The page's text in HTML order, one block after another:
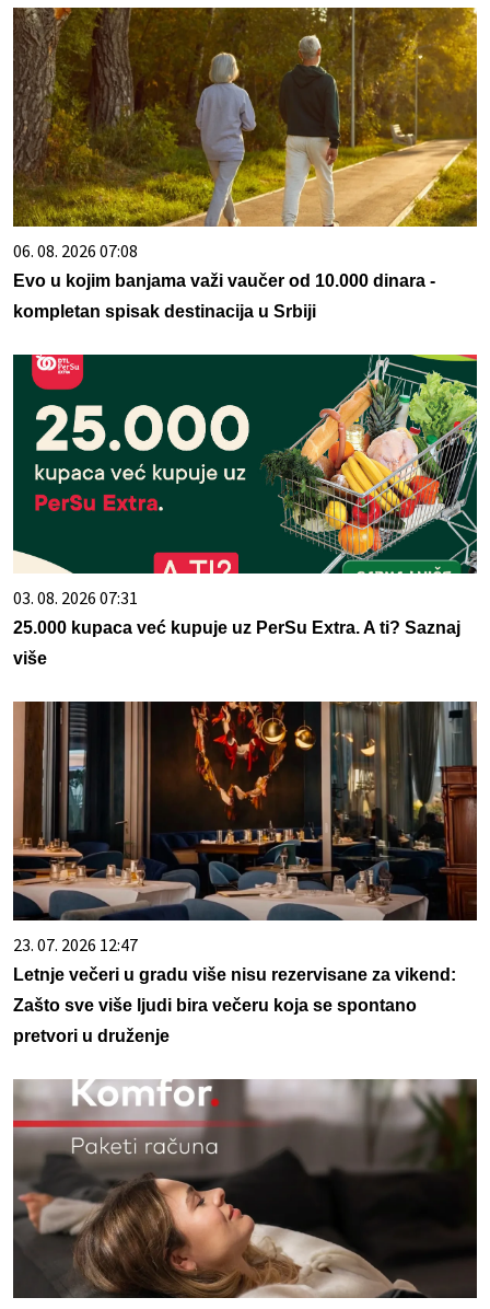
06. 08. 2026 07:08
Evo u kojim banjama važi vaučer od 10.000 dinara -
kompletan spisak destinacija u Srbiji
03. 08. 2026 07:31
25.000 kupaca već kupuje uz PerSu Extra. A ti? Saznaj
više
23. 07. 2026 12:47
Letnje večeri u gradu više nisu rezervisane za vikend:
Zašto sve više ljudi bira večeru koja se spontano
pretvori u druženje